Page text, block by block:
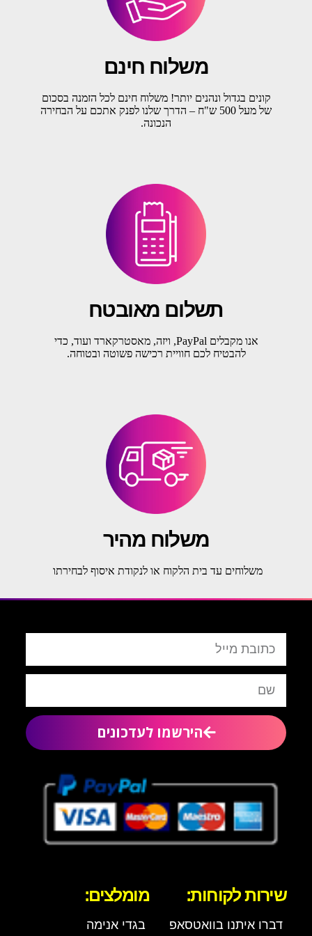
משלוח חינם
קונים בגדול ונהנים יותר! משלוח חינם לכל הזמנה בסכום
של מעל 500 ש"ח – הדרך שלנו לפנק אתכם על הבחירה
הנכונה.
תשלום מאובטח
אנו מקבלים PayPal, ויזה, מאסטרקארד ועוד, כדי
להבטיח לכם חוויית רכישה פשוטה ובטוחה.
משלוח מהיר
משלוחים עד בית הלקוח או לנקודת איסוף לבחירתו
הירשמו לעדכונים
שירות לקוחות:
דברו איתנו בוואטסאפ
מומלצים:
בגדי אנימה